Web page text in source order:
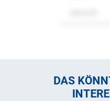
DAS